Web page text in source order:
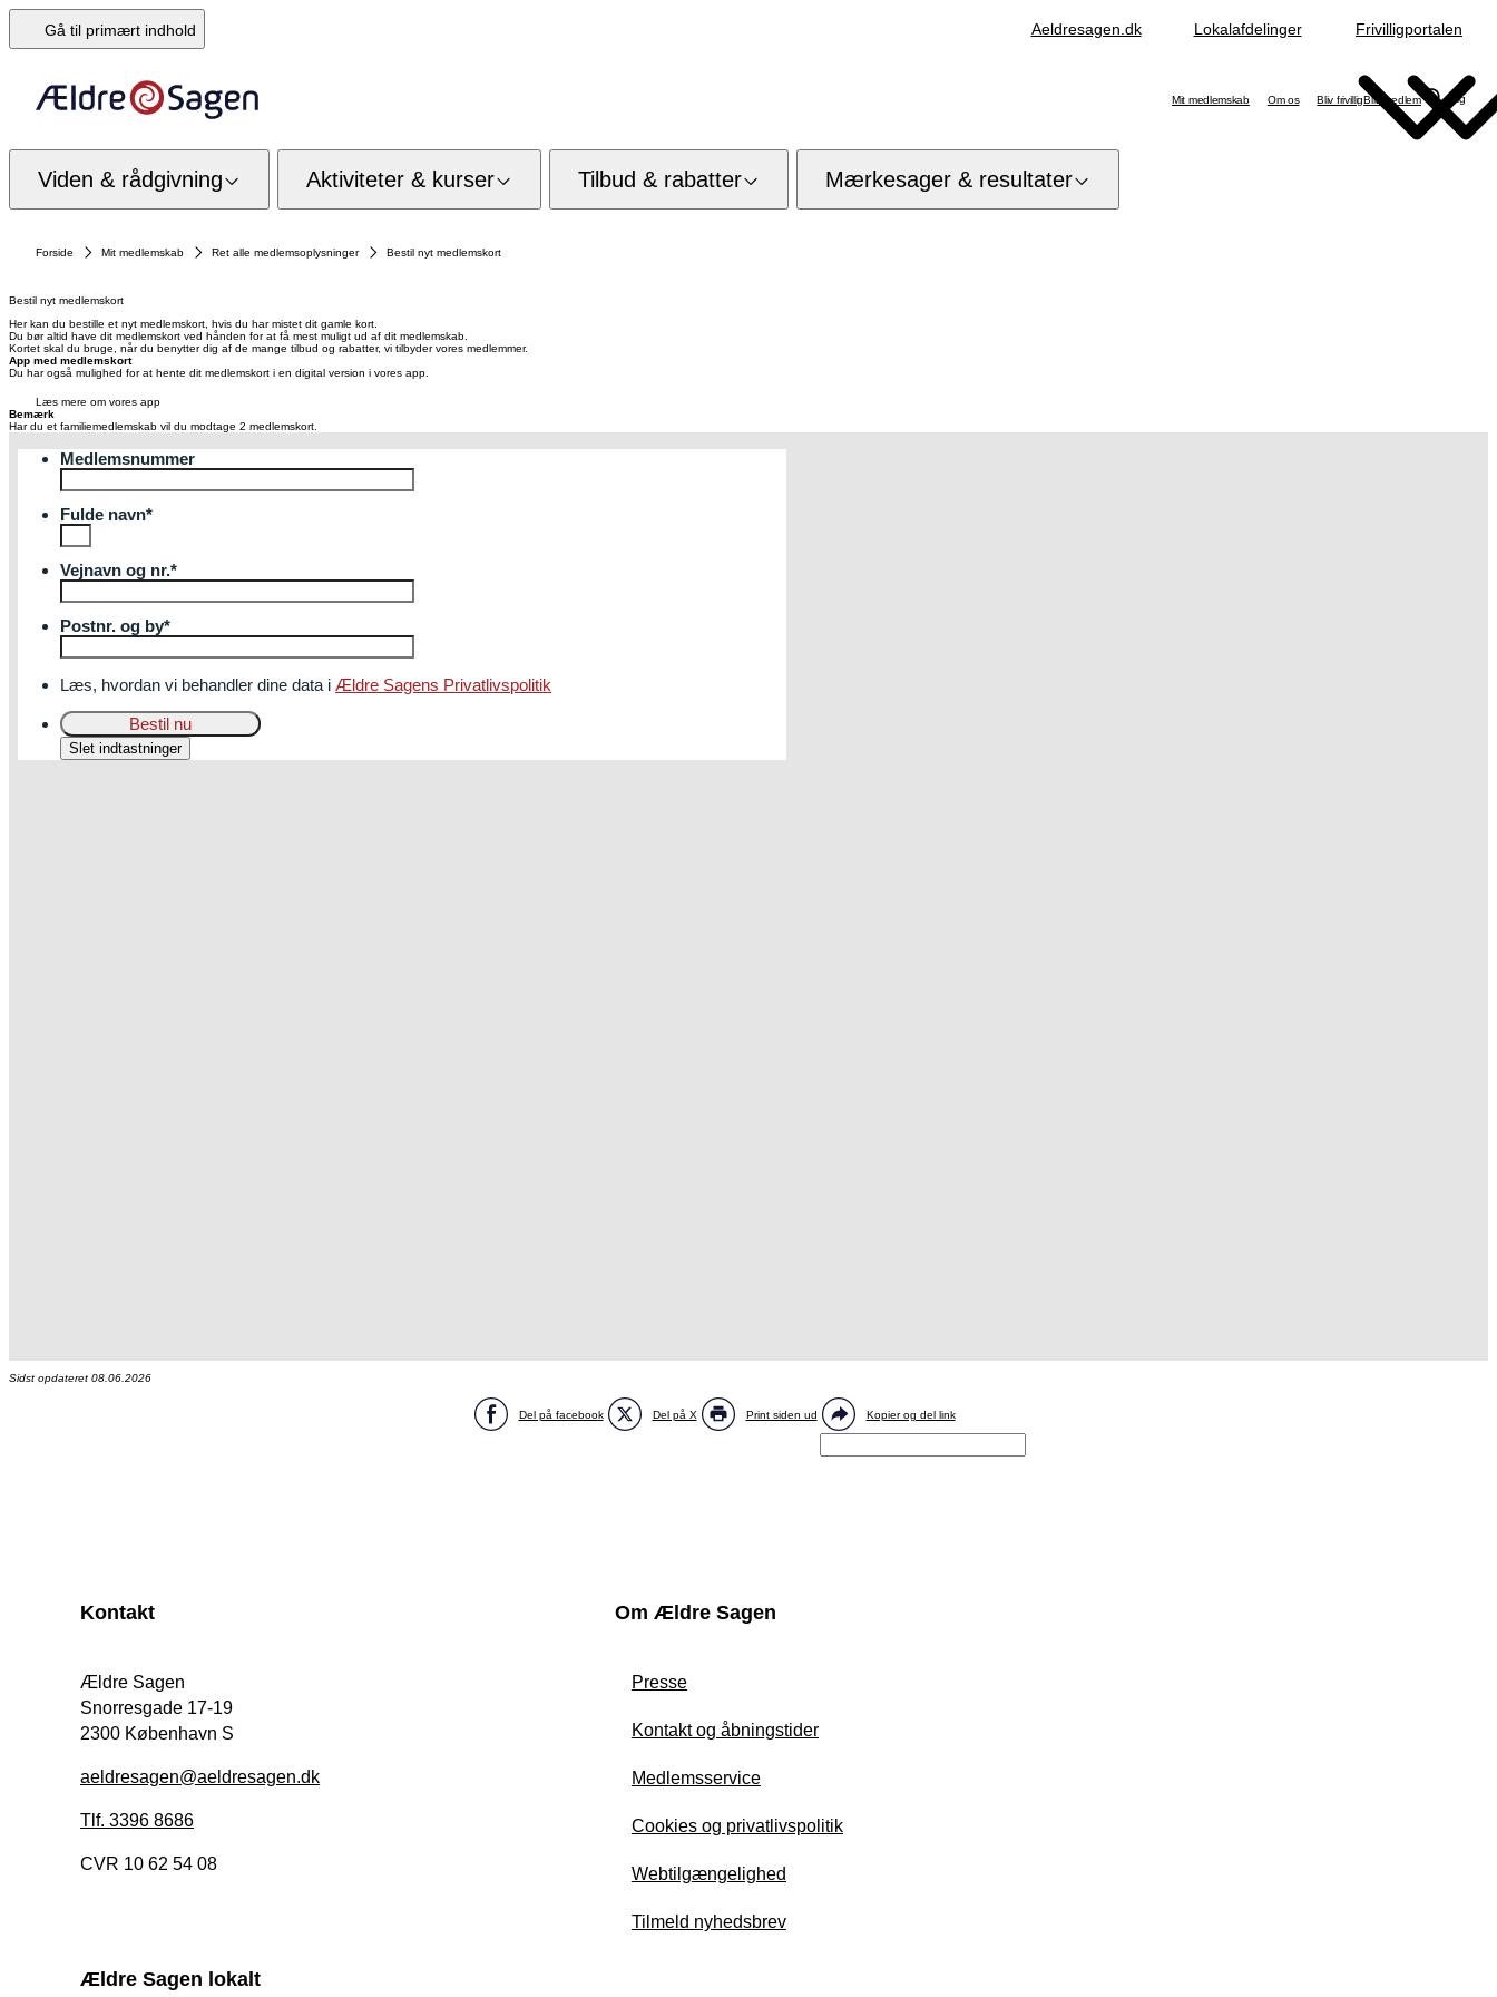
Gå til primært indhold Aeldresagen.dk Lokalafdelinger Frivilligportalen
Mit medlemskab Om os Bliv frivilligBliv medlem Søg
Viden & rådgivning Aktiviteter & kurser Tilbud & rabatter Mærkesager & resultater
Forside Mit medlemskab Ret alle medlemsoplysninger Bestil nyt medlemskort
Bestil nyt medlemskort
Her kan du bestille et nyt medlemskort, hvis du har mistet dit gamle kort.
Du bør altid have dit medlemskort ved hånden for at få mest muligt ud af dit medlemskab.
Kortet skal du bruge, når du benytter dig af de mange tilbud og rabatter, vi tilbyder vores medlemmer.
App med medlemskort
Du har også mulighed for at hente dit medlemskort i en digital version i vores app.
Læs mere om vores app
Bemærk
Har du et familiemedlemskab vil du modtage 2 medlemskort.
Sidst opdateret 08.06.2026
Del på facebook Del på X Print siden ud Kopier og del link
Kontakt
Ældre Sagen
Snorresgade 17-19
2300 København S
aeldresagen@aeldresagen.dk
Tlf. 3396 8686
CVR 10 62 54 08
Om Ældre Sagen
Presse
Kontakt og åbningstider
Medlemsservice
Cookies og privatlivspolitik
Webtilgængelighed
Tilmeld nyhedsbrev
Ældre Sagen lokalt